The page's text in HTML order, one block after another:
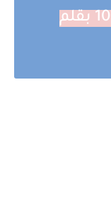
رواية بيان الفصل العاشر 10 بقلم